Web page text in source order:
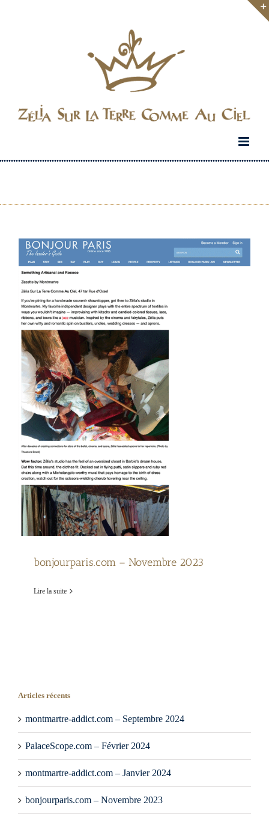
bonjourparis.com – Novembre 2023
Lire la suite
Articles récents
montmartre-addict.com – Septembre 2024
PalaceScope.com – Février 2024
montmartre-addict.com – Janvier 2024
bonjourparis.com – Novembre 2023